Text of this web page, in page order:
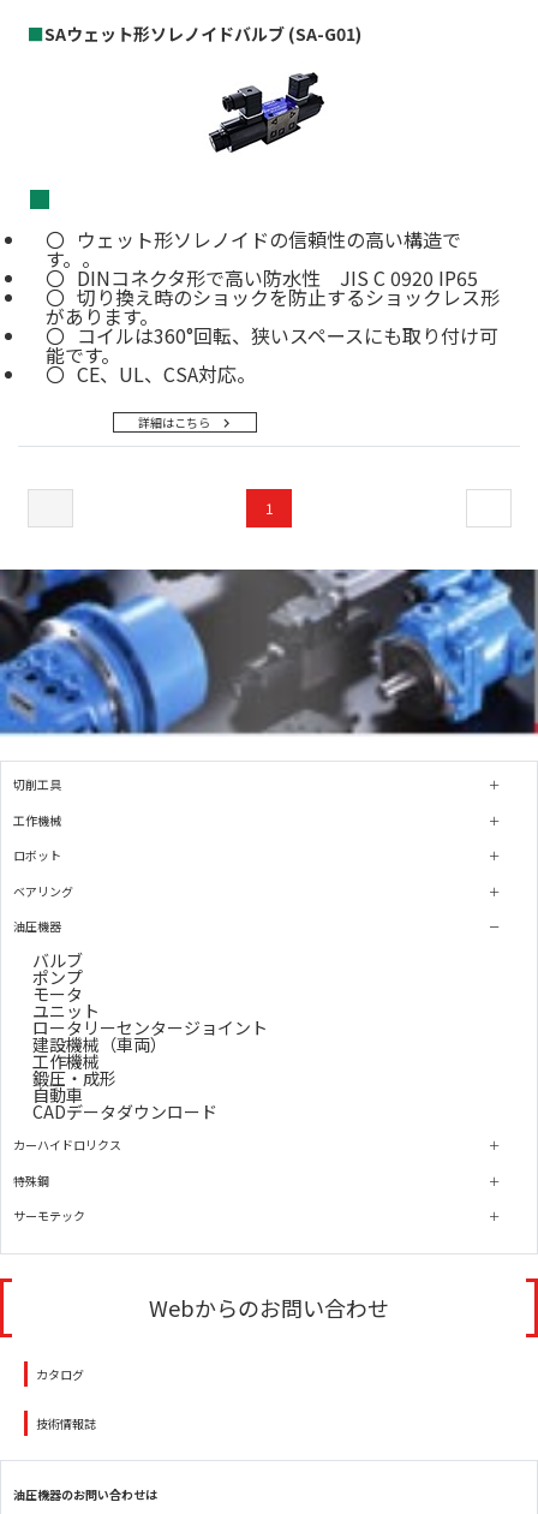
■SAウェット形ソレノイドバルブ (SA-G01)
詳細はこちら
■
ウェット形ソレノイドの信頼性の高い構造で
す。。
DINコネクタ形で高い防水性 JIS C 0920 IP65
切り換え時のショックを防止するショックレス形
があります。
コイルは360°回転、狭いスペースにも取り付け可
能です。
CE、UL、CSA対応。
1
切削工具
工作機械
ロボット
ベアリング
油圧機器
バルブ
ポンプ
モータ
ユニット
ロータリーセンタージョイント
建設機械（車両）
工作機械
鍛圧・成形
自動車
CADデータダウンロード
カーハイドロリクス
特殊鋼
サーモテック
Webからのお問い合わせ
カタログ
技術情報誌
油圧機器のお問い合わせは